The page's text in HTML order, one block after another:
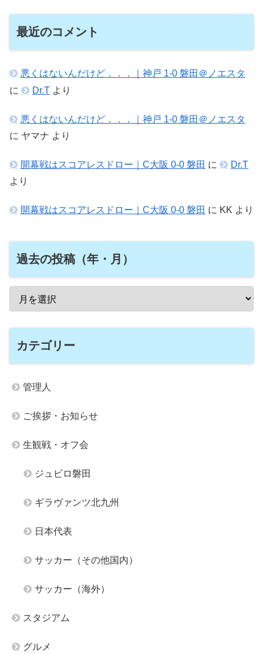
最近のコメント
悪くはないんだけど．．．｜神戸 1-0 磐田＠ノエスタ
に
Dr.T より
悪くはないんだけど．．．｜神戸 1-0 磐田＠ノエスタ
に ヤマナ より
開幕戦はスコアレスドロー｜C大阪 0-0 磐田 に
Dr.T
より
開幕戦はスコアレスドロー｜C大阪 0-0 磐田 に KK より
過去の投稿（年・月）
カテゴリー
管理人
ご挨拶・お知らせ
生観戦・オフ会
ジュビロ磐田
ギラヴァンツ北九州
日本代表
サッカー（その他国内）
サッカー（海外）
スタジアム
グルメ